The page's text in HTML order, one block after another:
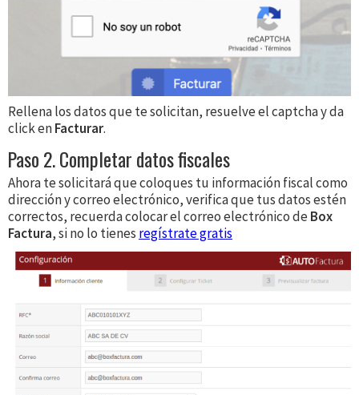
Rellena los datos que te solicitan, resuelve el captcha y da
click enFacturar.
Paso 2. Completar datos fiscales
Ahora te solicitará que coloques tu información fiscal como
dirección y correo electrónico, verifica que tus datos estén
correctos, recuerda colocar el correo electrónico deBox
Factura, si no lo tienes regístrate gratis